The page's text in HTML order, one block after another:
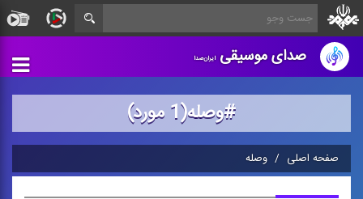
صدای موسیقیایران‌صدا
#وصله(1 مورد)
صفحه اصلی وصله